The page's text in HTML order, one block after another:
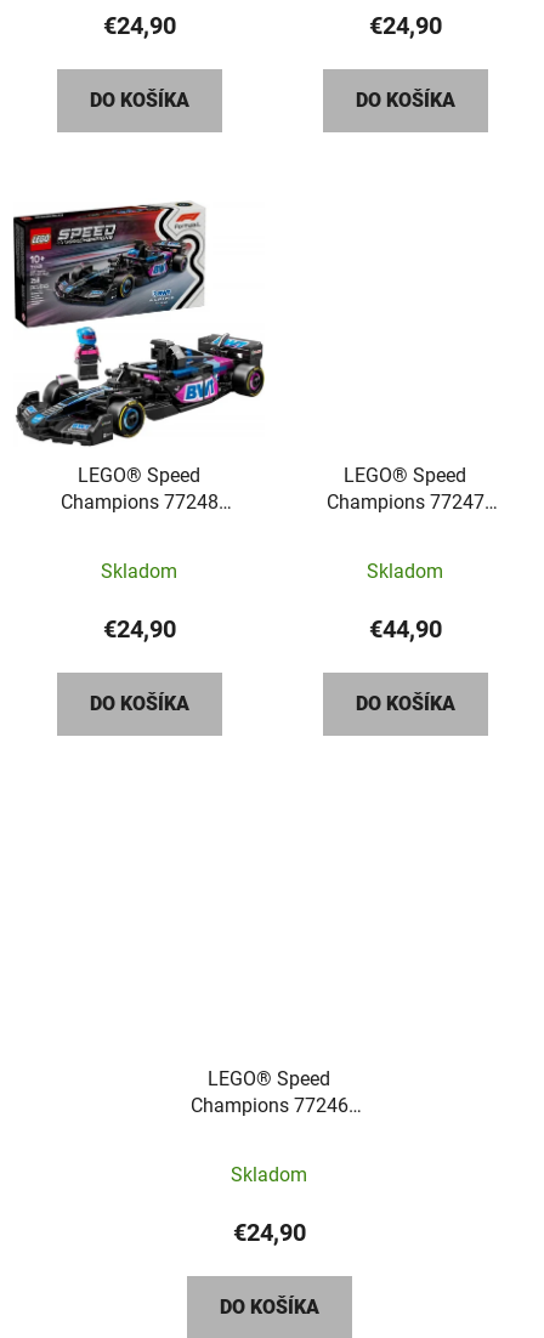
€24,90
DO KOŠÍKA
€24,90
DO KOŠÍKA
LEGO® Speed
Champions 77248
Skladom
€24,90
DO KOŠÍKA
LEGO® Speed
Champions 77247
Skladom
€44,90
DO KOŠÍKA
LEGO® Speed
Champions 77246
F1®
Skladom
€24,90
DO KOŠÍKA